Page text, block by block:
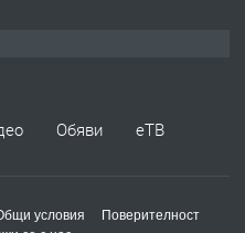
преди 3 години
Обяви
еТВ
условия
Поверителност